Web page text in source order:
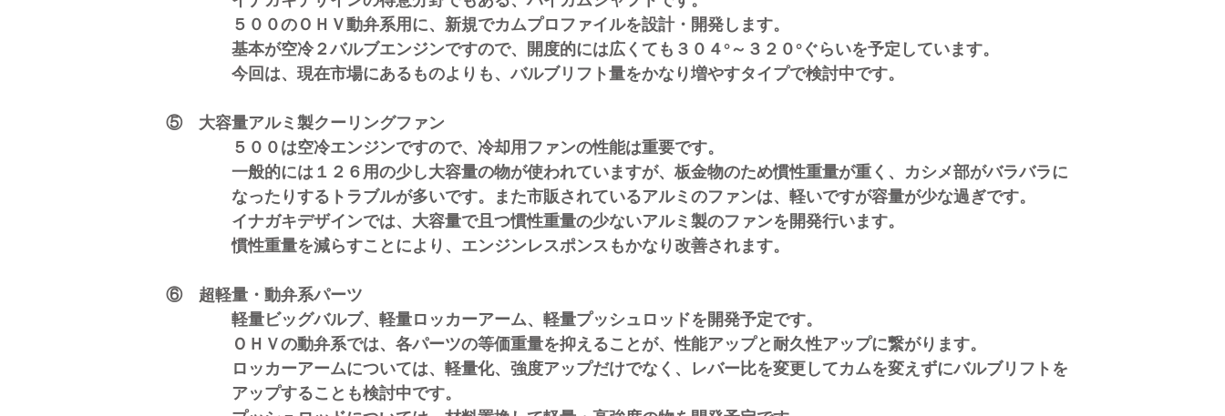
５００のＯＨＶ動弁系用に、新規でカムプロファイルを設計・開発します。
基本が空冷２バルブエンジンですので、開度的には広くても３０４°～３２０°ぐらいを予定しています。
今回は、現在市場にあるものよりも、バルブリフト量をかなり増やすタイプで検討中です。
⑤ 大容量アルミ製クーリングファン
５００は空冷エンジンですので、冷却用ファンの性能は重要です。
​ 一般的には１２６用の少し大容量の物が使われていますが、板金物のため慣性重量が重く、カシメ部がバラバラに
なったりするトラブルが多いです。また市販されているアルミのファンは、軽いですが容量が少な過ぎです。
イナガキデザインでは、大容量で且つ慣性重量の少ないアルミ製のファンを開発行います。
慣性重量を減らすことにより、エンジンレスポンスもかなり改善されます。
⑥ 超軽量・動弁系パーツ
軽量ビッグバルブ、軽量ロッカーアーム、軽量プッシュロッドを開発予定です。
ＯＨＶの動弁系では、各パーツの等価重量を抑えることが、性能アップと耐久性アップに繋がります。
ロッカーアームについては、軽量化、強度アップだけでなく、レバー比を変更してカムを変えずにバルブリフトを
アップすることも検討中です。